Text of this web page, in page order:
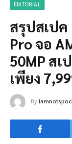
EDITORIAL
สรุปสเปค
Pro จอ
50MP สเ
เพียง
By